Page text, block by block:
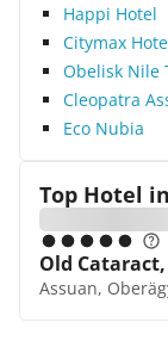
Happi Hotel
Citymax
Obelisk Nile
Cleopatra
Eco Nubia
Top Hotel in
Old
Assuan,